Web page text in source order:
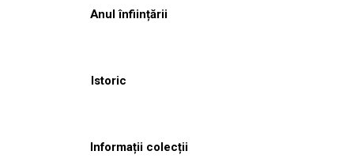
Anul înființării
Istoric
Informații colecții